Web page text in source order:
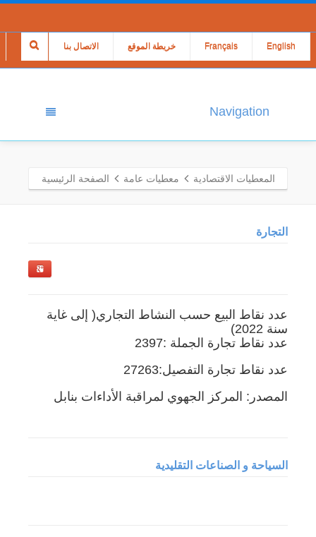
الاتصال بنا خريطة الموقع Français English
Navigation
المعطيات الاقتصادية معطيات عامة الصفحة الرئيسية
التجارة
عدد نقاط البيع حسب النشاط التجاري( إلى غاية
سنة 2022)
عدد نقاط تجارة الجملة :2397
عدد نقاط تجارة التفصيل:27263
المصدر: المركز الجهوي لمراقبة الأداءات بنابل
السياحة و الصناعات التقليدية